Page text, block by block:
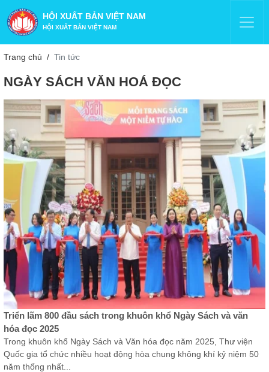
HỘI XUẤT BẢN VIỆT NAM
HỘI XUẤT BẢN VIỆT NAM
Trang chủ Tin tức
NGÀY SÁCH VĂN HOÁ ĐỌC
Triển lãm 800 đầu sách trong khuôn khổ Ngày Sách và văn
hóa đọc 2025
Trong khuôn khổ Ngày Sách và Văn hóa đọc năm 2025, Thư viện
Quốc gia tổ chức nhiều hoạt động hòa chung không khí kỷ niệm 50
năm thống nhất...